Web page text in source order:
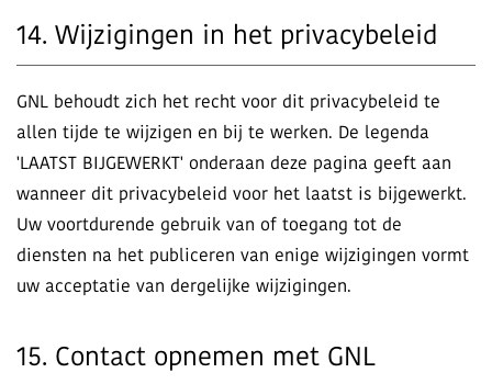
14. Wijzigingen in het privacybeleid
GNL behoudt zich het recht voor dit privacybeleid te
allen tijde te wijzigen en bij te werken. De legenda
'LAATST BIJGEWERKT' onderaan deze pagina geeft aan
wanneer dit privacybeleid voor het laatst is bijgewerkt.
Uw voortdurende gebruik van of toegang tot de
diensten na het publiceren van enige wijzigingen vormt
uw acceptatie van dergelijke wijzigingen.
15. Contact opnemen met GNL